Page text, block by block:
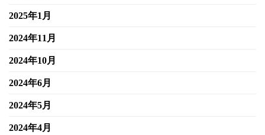
2025年1月
2024年11月
2024年10月
2024年6月
2024年5月
2024年4月